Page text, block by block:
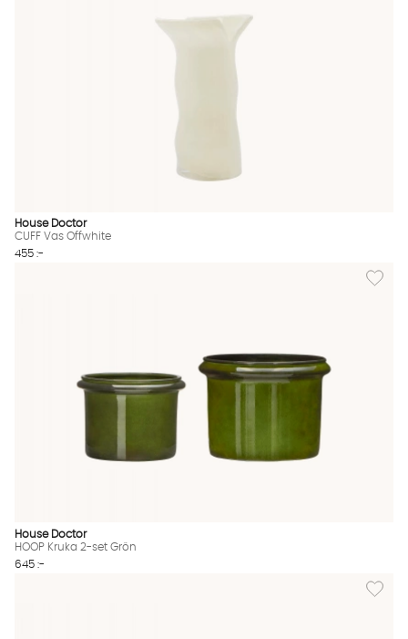
House Doctor
CUFF Vas Offwhite
455 :-
Lägg
House Doctor
HOOP Kruka 2-set Grön
645 :-
Lägg